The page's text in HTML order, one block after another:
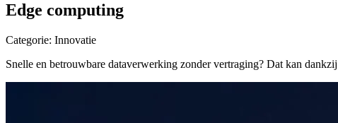
Edge computing​
Categorie: Innovatie
Snelle en betrouwbare dataverwerking zonder vertraging? Dat kan